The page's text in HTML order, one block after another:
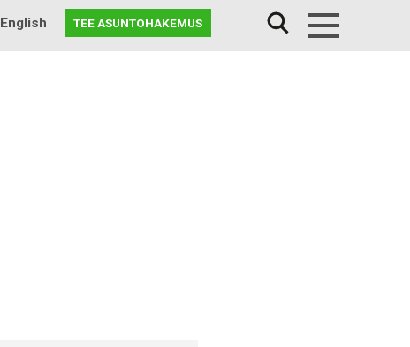
English TEE ASUNTOHAKEMUS